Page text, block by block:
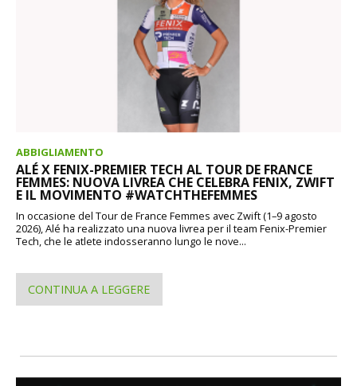
ABBIGLIAMENTO
ALÉ X FENIX-PREMIER TECH AL TOUR DE FRANCE
FEMMES: NUOVA LIVREA CHE CELEBRA FENIX, ZWIFT
E IL MOVIMENTO #WATCHTHEFEMMES
In occasione del Tour de France Femmes avec Zwift (1–9 agosto
2026), Alé ha realizzato una nuova livrea per il team Fenix-Premier
Tech, che le atlete indosseranno lungo le nove...
CONTINUA A LEGGERE